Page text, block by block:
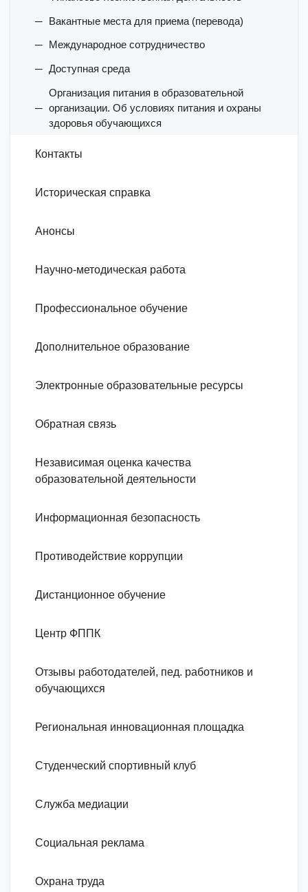
Вакантные места для приема (перевода)
Международное сотрудничество
Доступная среда
Организация питания в образовательной
организации. Об условиях питания и охраны
здоровья обучающихся
Контакты
Историческая справка
Анонсы
Научно-методическая работа
Профессиональное обучение
Дополнительное образование
Электронные образовательные ресурсы
Обратная связь
Независимая оценка качества
образовательной деятельности
Информационная безопасность
Противодействие коррупции
Дистанционное обучение
Центр ФППК
Отзывы работодателей, пед. работников и
обучающихся
Региональная инновационная площадка
Студенческий спортивный клуб
Служба медиации
Социальная реклама
Охрана труда